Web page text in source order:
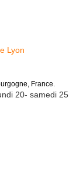
Lyon
France.
20- samedi 25